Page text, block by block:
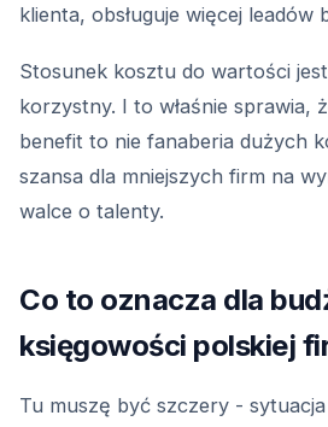
klienta, obsługuje więcej leadów
Stosunek kosztu do wartości
korzystny. I to właśnie sprawia,
benefit to nie fanaberia dużych
szansa dla mniejszych firm na
walce o talenty.
Co to oznacza dla
księgowości polskiej
Tu muszę być szczery -